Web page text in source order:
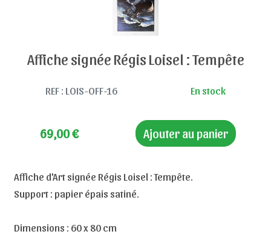
Affiche signée Régis Loisel : Tempête
REF : LOIS-OFF-16 En stock
69,00€ Ajouter au panier
Affiche d'Art signée Régis Loisel : Tempête.
Support : papier épais satiné.
Dimensions : 60 x 80 cm